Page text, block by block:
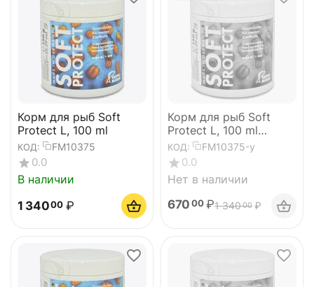
Корм для рыб Soft
Protect L, 100 ml
КОД: FM10375
0.0
В наличии
1 34000 ₽
Корм для рыб Soft
Protect L, 100 ml
-уценка
КОД: FM10375-у
0.0
Нет в наличии
670 00 ₽1 34000 ₽